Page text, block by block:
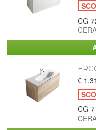
CG-
€
CG-